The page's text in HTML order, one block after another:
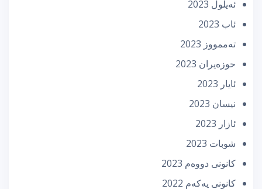
ئه‌یلول 2023
ئاب 2023
تەممووز 2023
حوزه‌یران 2023
ئایار 2023
نیسان 2023
ئازار 2023
شوبات 2023
كانونی دووه‌م 2023
كانونی یه‌كه‌م 2022